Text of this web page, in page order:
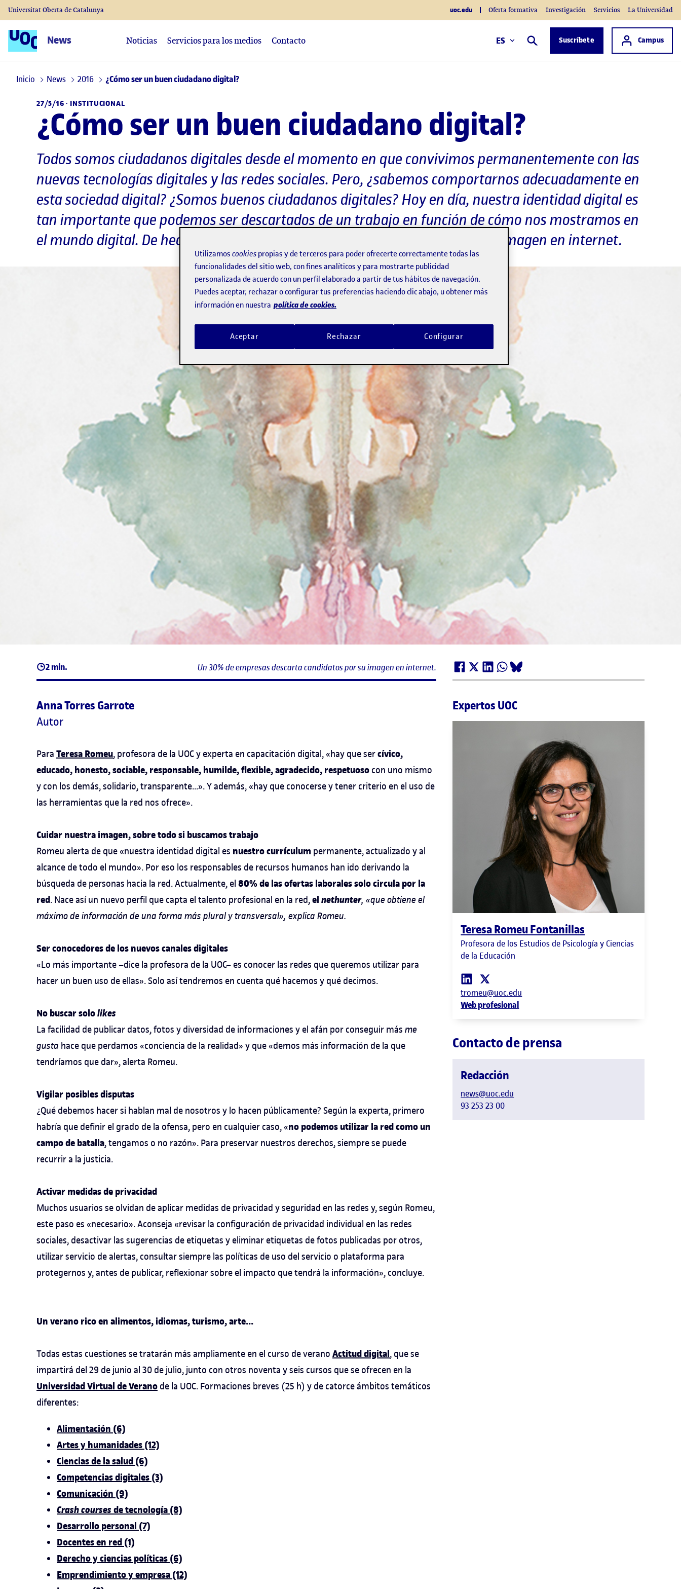
News Buscar Suscríbete Acceso a
Campus
Noticias Servicios para los medios Contacto ES
Universitat Oberta de Catalunya uoc.edu Oferta formativa Investigación Servicios La Universidad
Inicio News 2016 ¿Cómo ser un buen ciudadano digital?
27/5/16 · INSTITUCIONAL
¿Cómo ser un buen ciudadano digital?
Todos somos ciudadanos digitales desde el momento en que convivimos permanentemente con las
nuevas tecnologías digitales y las redes sociales. Pero, ¿sabemos comportarnos adecuadamente en
esta sociedad digital? ¿Somos buenos ciudadanos digitales? Hoy en día, nuestra identidad digital es
tan importante que podemos ser descartados de un trabajo en función de cómo nos mostramos en
el mundo digital. De hecho, un 30% de empresas descarta candidatos por su imagen en internet.
2 min. Un 30% de empresas descarta candidatos por su imagen en internet.
Anna Torres Garrote
Autor
Para Teresa Romeu, profesora de la UOC y experta en capacitación digital, «hay que sercívico,
educado, honesto, sociable, responsable, humilde, flexible, agradecido, respetuoso con uno mismo
y con los demás, solidario, transparente...». Y además, «hay que conocerse y tener criterio en el uso de
las herramientas que la red nos ofrece».
Cuidar nuestra imagen, sobre todo si buscamos trabajo
Romeu alerta de que «nuestra identidad digital es nuestro currículum permanente, actualizado y al
alcance de todo el mundo». Por eso los responsables de recursos humanos han ido derivando la
búsqueda de personas hacia la red. Actualmente, el 80% de las ofertas laborales solo circula por la
red. Nace así un nuevo perfil que capta el talento profesional en la red,elnethunter, «que obtiene el
máximo de información de una forma más plural y transversal», explica Romeu.
Ser conocedores de los nuevos canales digitales
«Lo más importante –dice la profesora de la UOC– es conocer las redes que queremos utilizar para
hacer un buen uso de ellas». Solo así tendremos en cuenta qué hacemos y qué decimos.
No buscar sololikes
La facilidad de publicar datos, fotos y diversidad de informaciones y el afán por conseguir más me
gusta hace que perdamos «conciencia de la realidad» y que «demos más información de la que
tendríamos que dar», alerta Romeu.
Vigilar posibles disputas
¿Qué debemos hacer si hablan mal de nosotros y lo hacen públicamente? Según la experta, primero
habría que definir el grado de la ofensa, pero en cualquier caso, «no podemos utilizar la red como un
campo de batalla, tengamos o no razón». Para preservar nuestros derechos, siempre se puede
recurrir a la justicia.
Activar medidas de privacidad
Muchos usuarios se olvidan de aplicar medidas de privacidad y seguridad en las redes y, según Romeu,
este paso es «necesario». Aconseja «revisar la configuración de privacidad individual en las redes
sociales, desactivar las sugerencias de etiquetas y eliminar etiquetas de fotos publicadas por otros,
utilizar servicio de alertas, consultar siempre las políticas de uso del servicio o plataforma para
protegernos y, antes de publicar, reflexionar sobre el impacto que tendrá la información», concluye.
Un verano rico en alimentos, idiomas, turismo, arte...
Todas estas cuestiones se tratarán más ampliamente en el curso de verano Actitud digital, que se
impartirá del 29 de junio al 30 de julio, junto con otros noventa y seis cursos que se ofrecen en la
Universidad Virtual de Verano de la UOC. Formaciones breves (25 h) y de catorce ámbitos temáticos
diferentes:
Alimentación (6)
Artes y humanidades (12)
Ciencias de la salud (6)
Competencias digitales (3)
Comunicación (9)
Crash coursesde tecnología (8)
Desarrollo personal (7)
Docentes en red (1)
Derecho y ciencias políticas (6)
Emprendimiento y empresa (12)
Expertos UOC
Teresa Romeu Fontanillas
Profesora de los Estudios de Psicología y Ciencias
de la Educación
tromeu@uoc.edu
Web profesional
Contacto de prensa
Redacción
news@uoc.edu
93 253 23 00
Utilizamos cookies propias y de terceros para poder ofrecerte correctamente todas las
funcionalidades del sitio web, con fines analíticos y para mostrarte publicidad
personalizada de acuerdo con un perfil elaborado a partir de tus hábitos de navegación.
Puedes aceptar, rechazar o configurar tus preferencias haciendo clic abajo, u obtener más
información en nuestra política de cookies.
Rechazar
Aceptar Configurar